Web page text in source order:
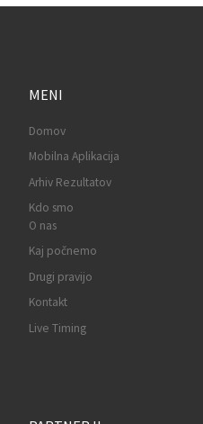
MENI
Domov
Mobilna Aplikacija
Arhiv Rezultatov
Kdo smo
O nas
Kaj počnemo
Drugi pravijo
Kontakt
Live Timing